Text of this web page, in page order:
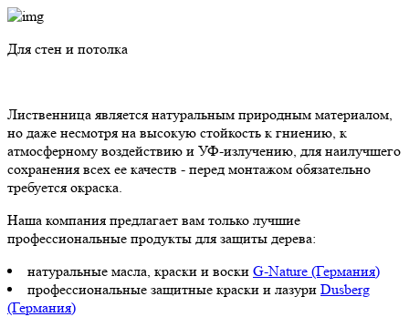
Для стен и потолка
Лиственница является натуральным природным материалом,
но даже несмотря на высокую стойкость к гниению, к
атмосферному воздействию и УФ-излучению, для наилучшего
сохранения всех ее качеств - перед монтажом обязательно
требуется окраска.
Наша компания предлагает вам только лучшие
профессиональные продукты для защиты дерева:
натуральные масла, краски и воски G-Nature (Германия)
профессиональные защитные краски и лазури Dusberg
(Германия)